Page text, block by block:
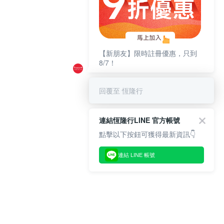
【新朋友】限時註冊優惠，只到
8/7！
回覆至 恆隆行
連結恆隆行LINE 官方帳號
點擊以下按鈕可獲得最新資訊👇
連結 LINE 帳號